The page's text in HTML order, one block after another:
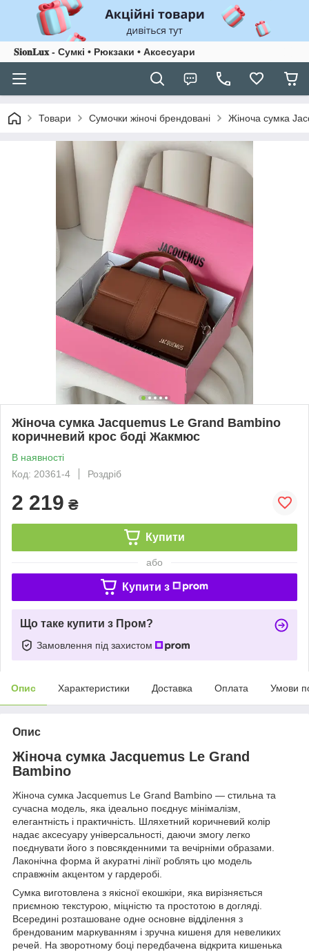
𝐒𝐢𝐨𝐧𝐋𝐮𝐱 - Сумкі • Рюкзаки • Аксесуари
Товари Сумочки жіночі брендовані Жіноча сумка
Жіноча сумка Jacquemus Le Grand Bambino
коричневий крос боді Жакмюс
В наявності
Код: 20361-4
Роздріб
2 219 ₴
Купити
або
Купити з
Що таке купити з Пром?
Замовлення під захистом
Опис Характеристики Доставка Оплата Умови
Опис
Жіноча сумка Jacquemus Le Grand
Bambino
Жіноча сумка Jacquemus Le Grand Bambino — стильна та
сучасна модель, яка ідеально поєднує мінімалізм,
елегантність і практичність. Шляхетний коричневий колір
надає аксесуару універсальності, даючи змогу легко
поєднувати його з повсякденними та вечірніми образами.
Лаконічна форма й акуратні лінії роблять цю модель
справжнім акцентом у гардеробі.
Сумка виготовлена з якісної екошкіри, яка вирізняється
приємною текстурою, міцністю та простотою в догляді.
Всередині розташоване одне основне відділення з
брендованим маркуванням і зручна кишеня для невеликих
речей. На зворотному боці передбачена відкрита кишенька